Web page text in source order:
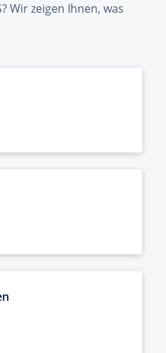
Wir zeigen Ihnen, was